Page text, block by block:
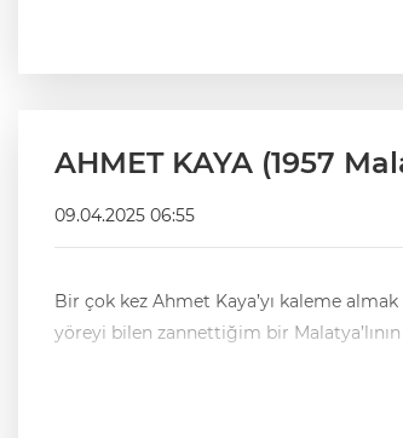
AHMET KAYA (1957
09.04.2025 06:55
Bir çok kez Ahmet Kaya’yı kaleme
yöreyi bilen zannettiğim bir